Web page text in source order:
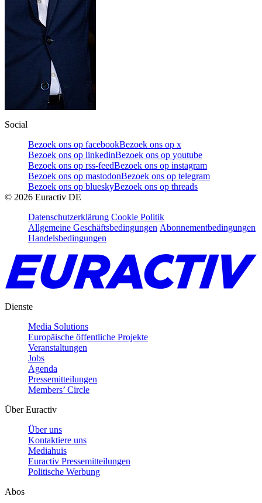
Social
Bezoek ons op facebookBezoek ons op x
Bezoek ons op linkedinBezoek ons op youtube
Bezoek ons op rss-feedBezoek ons op instagram
Bezoek ons op mastodonBezoek ons op telegram
Bezoek ons op blueskyBezoek ons op threads
© 2026 Euractiv DE
Datenschutzerklärung Cookie Politik
Allgemeine Geschäftsbedingungen Abonnementbedingungen
Handelsbedingungen
Dienste
Media Solutions
Europäische öffentliche Projekte
Veranstaltungen
Jobs
Agenda
Pressemitteilungen
Members’ Circle
Über Euractiv
Über uns
Kontaktiere uns
Mediahuis
Euractiv Pressemitteilungen
Politische Werbung
Abos